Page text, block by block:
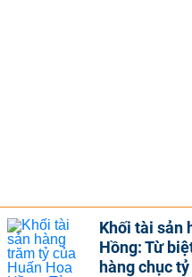
Khối tài sản
Hồng: Từ
hàng chục